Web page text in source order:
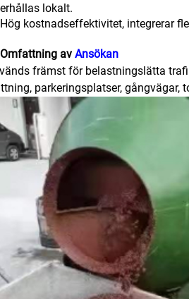
erhållas lokalt.
Hög kostnadseffektivitet, integrerar
av Ansökan
främst för belastningslätta
parkeringsplatser, gångvägar,